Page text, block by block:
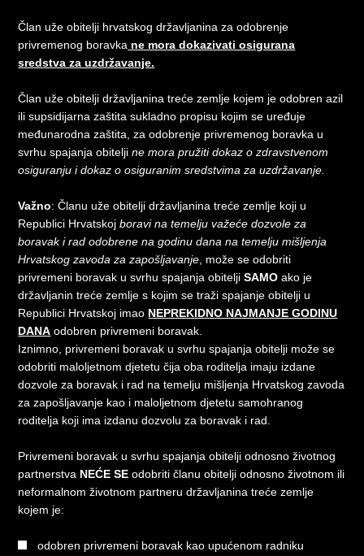
Član uže obitelji hrvatskog državljanina za odobrenje
privremenog boravka ne mora dokazivati osigurana
sredstva za uzdržavanje.
Član uže obitelji državljanina treće zemlje kojem je odobren azil
ili supsidijarna zaštita sukladno propisu kojim se uređuje
međunarodna zaštita, za odobrenje privremenog boravka u
svrhu spajanja obiteljine mora pružiti dokaz o zdravstvenom
osiguranju i dokaz o osiguranim sredstvima za uzdržavanje.
Važno: Članu uže obitelji državljanina treće zemlje koji u
Republici Hrvatskojboravi na temelju važeće dozvole za
boravak i rad odobrene na godinu dana na temelju mišljenja
Hrvatskog zavoda za zapošljavanje , može se odobriti
privremeni boravak u svrhu spajanja obiteljiSAMOako je
državljanin treće zemlje s kojim se traži spajanje obitelji u
Republici Hrvatskoj imao NEPREKIDNO NAJMANJE GODINU
DANA odobren privremeni boravak.
Iznimno, privremeni boravak u svrhu spajanja obitelji može se
odobriti maloljetnom djetetu čija oba roditelja imaju izdane
dozvole za boravak i rad na temelju mišljenja Hrvatskog zavoda
za zapošljavanje kao i maloljetnom djetetu samohranog
roditelja koji ima izdanu dozvolu za boravak i rad.
Privremeni boravak u svrhu spajanja obitelji odnosno životnog
partnerstva NEĆE SEodobriti članu obitelji odnosno životnom ili
neformalnom životnom partneru državljanina treće zemlje
kojem je:
odobren privremeni boravak kao upućenom radniku